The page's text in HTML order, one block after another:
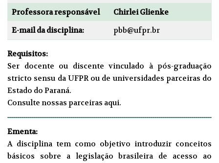
Professora responsável
Chirlei Glienke
E-mail da disciplina:
pbb@ufpr.br
Requisitos:
Ser docente ou discente vinculado à pós-graduação
stricto sensu da UFPR ou de universidades parceiras do
Estado do Paraná.
Consulte nossas parceiras aqui.
Ementa:
A disciplina tem como objetivo introduzir conceitos
básicos sobre a legislação brasileira de acesso ao